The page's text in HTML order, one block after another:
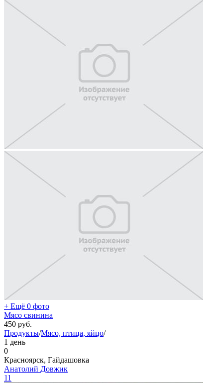
+ Ещё 0 фото
Мясо свинина
450 руб.
Продукты/Мясо, птица, яйцо/
1 день
0
Красноярск, Гайдашовка
Анатолий Довжик
11